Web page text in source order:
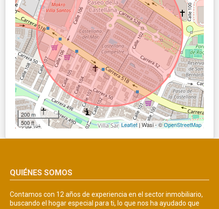
200 m
500 ft
Leaflet | Wasi - ©OpenStreetMap
QUIÉNES SOMOS
Contamos con 12 años de experiencia en el sector inmobiliario,
buscando el hogar especial para ti, lo que nos ha ayudado que